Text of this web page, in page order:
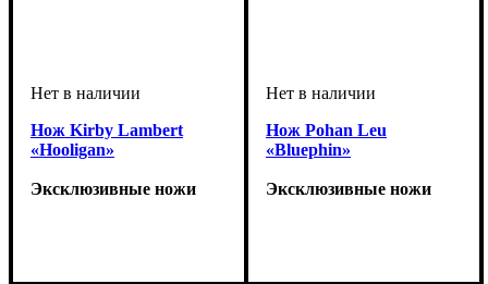
Нож Kirby Lambert
«Hooligan»
Эксклюзивные ножи
Нож Pohan Leu
«Bluephin»
Эксклюзивные ножи